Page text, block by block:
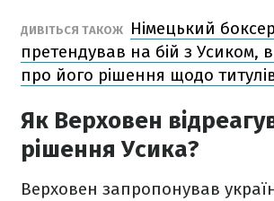
ДИВІТЬСЯ ТАКОЖ
Німецький
претендував на бій з Усиком,
про його рішення щодо
Як Верховен
рішення Усика?
Верховен запропонував